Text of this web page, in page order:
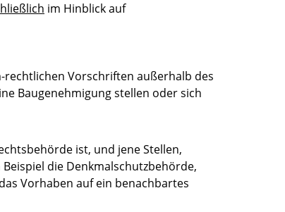
im Hinblick auf
Vorschriften außerhalb des
Baugenehmigung stellen oder sich
ist, und jene Stellen,
die Denkmalschutzbehörde,
Vorhaben auf ein benachbartes